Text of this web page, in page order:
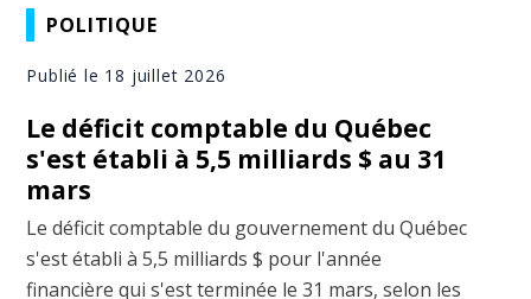
POLITIQUE
Publié le 18 juillet 2026
Le déficit comptable du Québec
s'est établi à 5,5 milliards $ au 31
mars
Le déficit comptable du gouvernement du Québec
s'est établi à 5,5 milliards $ pour l'année
financière qui s'est terminée le 31 mars, selon les